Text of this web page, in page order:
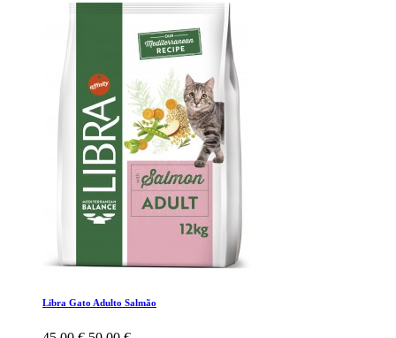
Libra Gato Adulto Salmão